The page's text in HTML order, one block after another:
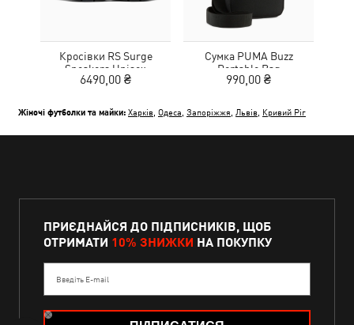
Кросівки RS Surge
Sneakers Unisex
6490,00 ₴
Сумка PUMA Buzz
Portable Bag
990,00 ₴
Жіночі футболки та майки: Харків Одеса Запоріжжя Львів Кривий Ріг
ПРИЄДНАЙСЯ ДО ПІДПИСНИКІВ, ЩОБ
ОТРИМАТИ 10% ЗНИЖКИ НА ПОКУПКУ
Введіть E-mail